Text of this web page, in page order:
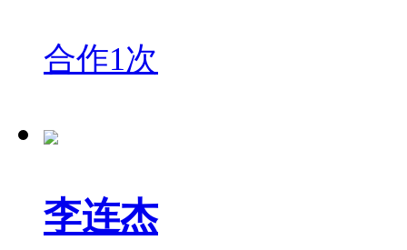
合作1次
李连杰